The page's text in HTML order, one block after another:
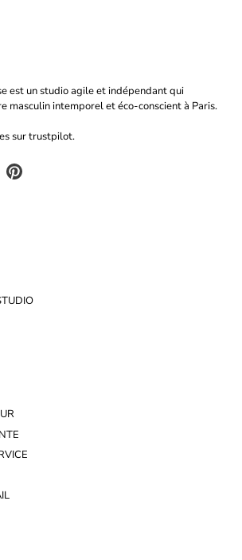
est un studio agile et indépendant qui
masculin intemporel et éco-conscient à Paris.
surtrustpilot.